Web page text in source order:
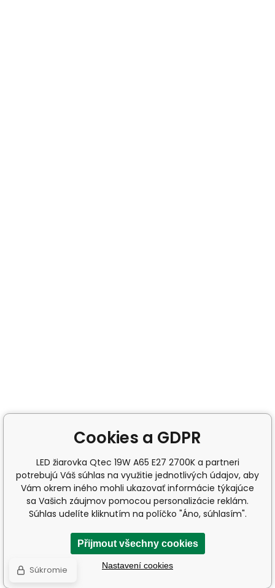
Cookies a GDPR
LED žiarovka Qtec 19W A65 E27 2700K a partneri
potrebujú Váš súhlas na využitie jednotlivých údajov, aby
Vám okrem iného mohli ukazovať informácie týkajúce
sa Vašich záujmov pomocou personalizácie reklám.
Súhlas udelíte kliknutím na políčko "Áno, súhlasím".
Přijmout všechny cookies
Nastavení cookies
Súkromie